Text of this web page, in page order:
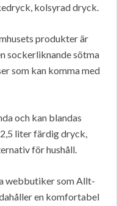
kolsyrad dryck.
produkter är
sockerliknande sötma
som kan komma med
och kan blandas
liter färdig dryck,
för hushåll.
webbutiker som Allt-
en komfortabel